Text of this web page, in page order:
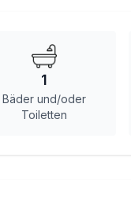
1
Bäder und/oder
Toiletten